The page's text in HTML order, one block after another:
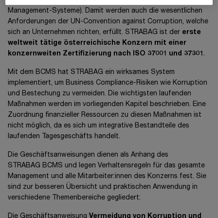
Management-Systeme). Damit werden auch die wesentlichen
Anforderungen der UN-Convention against Corruption, welche
sich an Unternehmen richten, erfüllt. STRABAG ist der erste
weltweit tätige österreichische Konzern mit einer
konzernweiten Zertifizierung nach ISO 37001 und 37301.
Mit dem BCMS hat STRABAG ein wirksames System
implementiert, um Business Compliance-Risiken wie Korruption
und Bestechung zu vermeiden. Die wichtigsten laufenden
Maßnahmen werden im vorliegenden Kapitel beschrieben. Eine
Zuordnung finanzieller Ressourcen zu diesen Maßnahmen ist
nicht möglich, da es sich um integrative Bestandteile des
laufenden Tagesgeschäfts handelt.
Die Geschäftsanweisungen dienen als Anhang des
STRABAG BCMS und legen Verhaltensregeln für das gesamte
Management und alle Mitarbeiter:innen des Konzerns fest. Sie
sind zur besseren Übersicht und praktischen Anwendung in
verschiedene Themenbereiche gegliedert: